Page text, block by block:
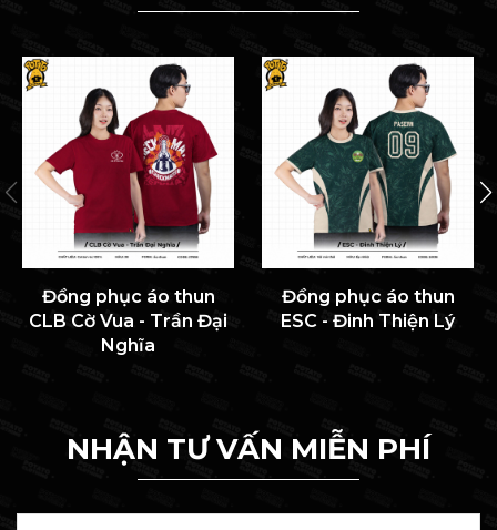
Đồng phục áo thun
CLB Cờ Vua - Trần Đại
Nghĩa
Đồng phục áo thun
ESC - Đinh Thiện Lý
NHẬN TƯ VẤN MIỄN PHÍ